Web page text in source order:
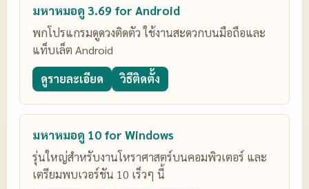
มหาหมอดู 3.69 for Android
พกโปรแกรมดูดวงติดตัว ใช้งานสะดวกบนมือถือและ
แท็บเล็ต Android
ดูรายละเอียด วิธีติดตั้ง
มหาหมอดู 10 for Windows
รุ่นใหญ่สำหรับงานโหราศาสตร์บนคอมพิวเตอร์ และ
เตรียมพบเวอร์ชัน 10 เร็วๆ นี้